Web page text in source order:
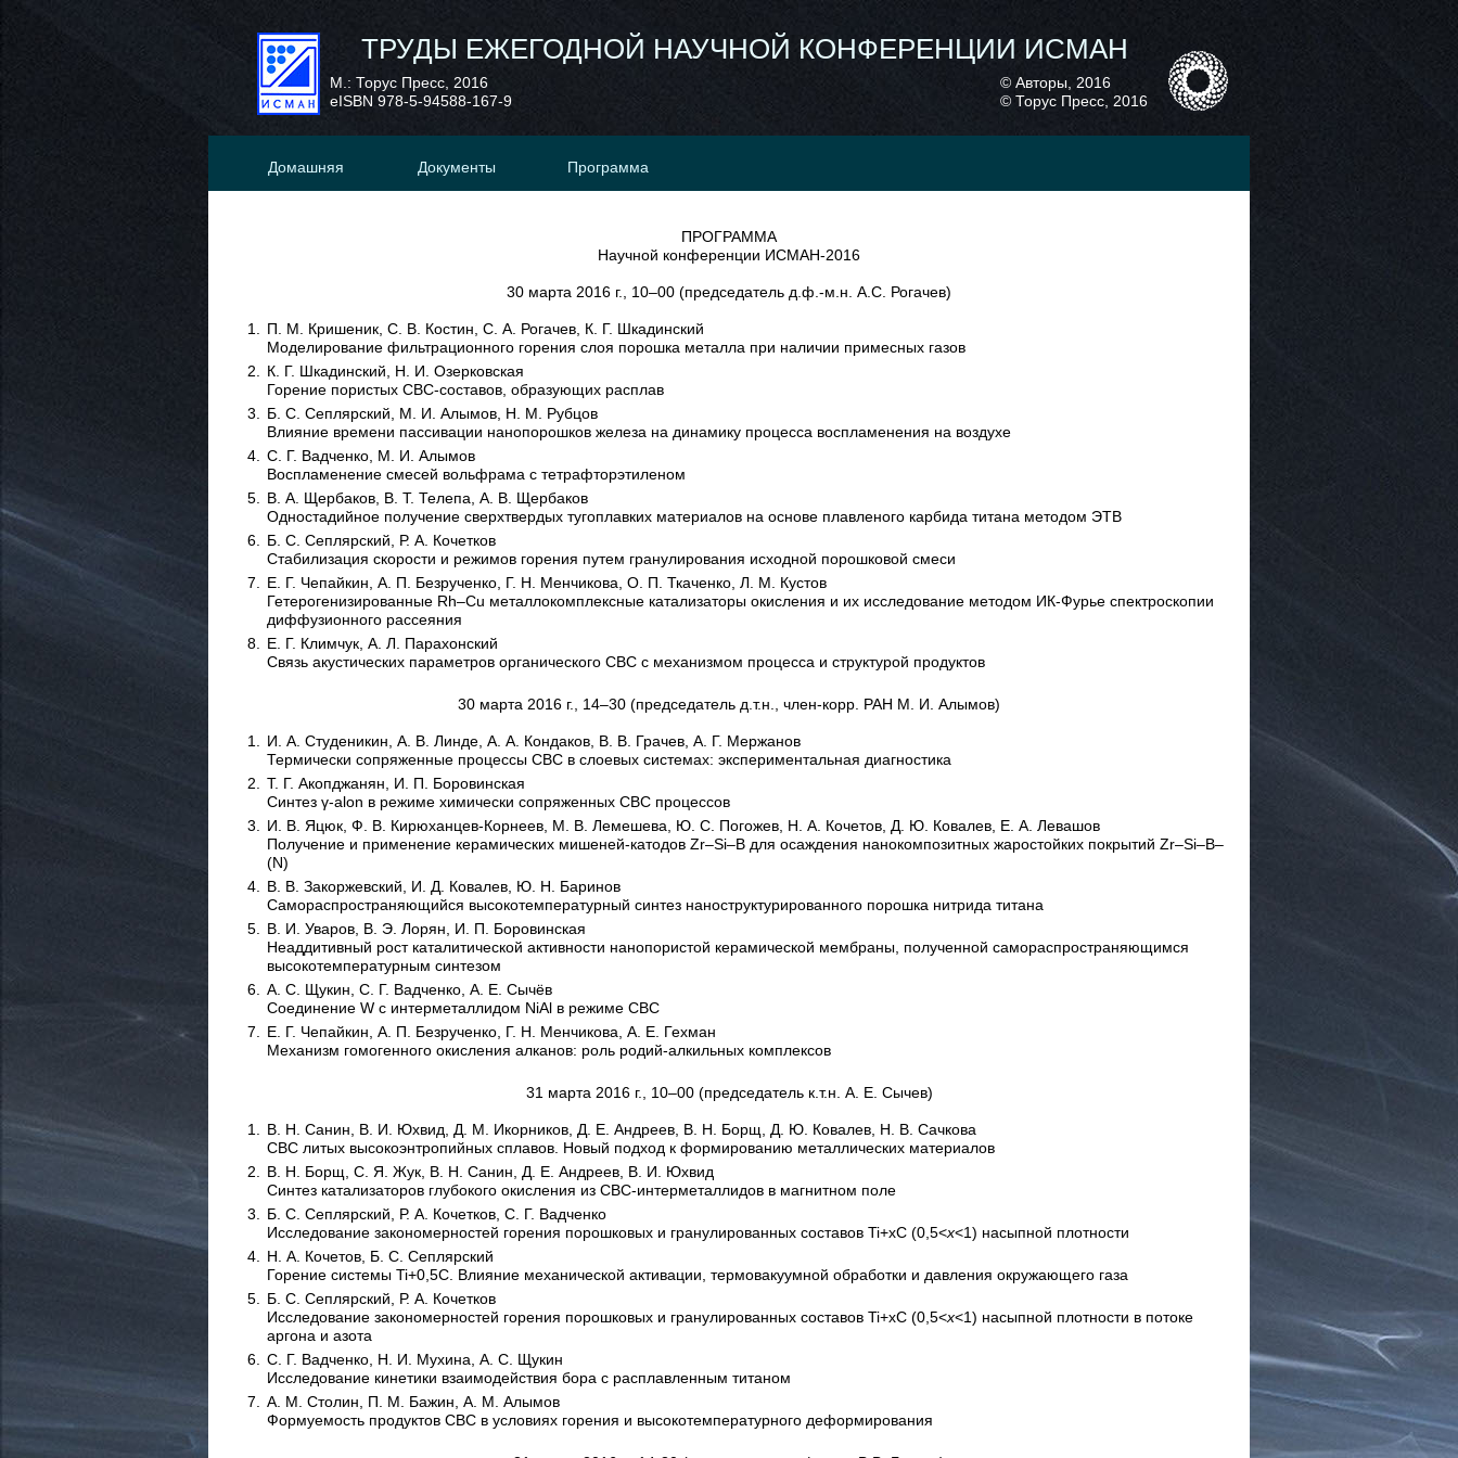
ТРУДЫ ЕЖЕГОДНОЙ НАУЧНОЙ КОНФЕРЕНЦИИ ИСМАН
М.: Торус Пресс, 2016
eISBN 978-5-94588-167-9
© Авторы, 2016
© Торус Пресс, 2016
Домашняя Документы Программа
ПРОГРАММА
Научной конференции ИСМАН-2016
30 марта 2016 г., 10–00 (председатель д.ф.-м.н. А.С. Рогачев)
П. М. Кришеник, С. В. Костин, С. А. Рогачев, К. Г. Шкадинский
Моделирование фильтрационного горения слоя порошка металла при наличии примесных газов
К. Г. Шкадинский, Н. И. Озерковская
Горение пористых СВС-составов, образующих расплав
Б. С. Сеплярский, М. И. Алымов, Н. М. Рубцов
Влияние времени пассивации нанопорошков железа на динамику процесса воспламенения на воздухе
С. Г. Вадченко, М. И. Алымов
Воспламенение смесей вольфрама с тетрафторэтиленом
В. А. Щербаков, В. Т. Телепа, А. В. Щербаков
Одностадийное получение сверхтвердых тугоплавких материалов на основе плавленого карбида титана методом ЭТВ
Б. С. Сеплярский, Р. А. Кочетков
Стабилизация скорости и режимов горения путем гранулирования исходной порошковой смеси
Е. Г. Чепайкин, А. П. Безрученко, Г. Н. Менчикова, О. П. Ткаченко, Л. М. Кустов
Гетерогенизированные Rh–Cu металлокомплексные катализаторы окисления и их исследование методом ИК-Фурье спектроскопии
диффузионного рассеяния
Е. Г. Климчук, А. Л. Парахонский
Связь акустических параметров органического СВС с механизмом процесса и структурой продуктов
30 марта 2016 г., 14–30 (председатель д.т.н., член-корр. РАН М. И. Алымов)
И. А. Студеникин, А. В. Линде, А. А. Кондаков, В. В. Грачев, А. Г. Мержанов
Термически сопряженные процессы СВС в слоевых системах: экспериментальная диагностика
Т. Г. Акопджанян, И. П. Боровинская
Синтез γ-alon в режиме химически сопряженных СВС процессов
И. В. Яцюк, Ф. В. Кирюханцев-Корнеев, М. В. Лемешева, Ю. С. Погожев, Н. А. Кочетов, Д. Ю. Ковалев, Е. А. Левашов
Получение и применение керамических мишеней-катодов Zr–Si–B для осаждения нанокомпозитных жаростойких покрытий Zr–Si–B–
(N)
В. В. Закоржевский, И. Д. Ковалев, Ю. Н. Баринов
Самораспространяющийся высокотемпературный синтез наноструктурированного порошка нитрида титана
В. И. Уваров, В. Э. Лорян, И. П. Боровинская
Неаддитивный рост каталитической активности нанопористой керамической мембраны, полученной самораспространяющимся
высокотемпературным синтезом
А. С. Щукин, С. Г. Вадченко, А. Е. Сычёв
Соединение W с интерметаллидом NiAl в режиме СВС
Е. Г. Чепайкин, А. П. Безрученко, Г. Н. Менчикова, А. Е. Гехман
Механизм гомогенного окисления алканов: роль родий-алкильных комплексов
31 марта 2016 г., 10–00 (председатель к.т.н. А. Е. Сычев)
В. Н. Санин, В. И. Юхвид, Д. М. Икорников, Д. Е. Андреев, В. Н. Борщ, Д. Ю. Ковалев, Н. В. Сачкова
СВС литых высокоэнтропийных сплавов . Новый подход к формированию металлических материалов
В. Н. Борщ, С. Я. Жук, В. Н. Санин, Д. Е. Андреев, В. И. Юхвид
Синтез катализаторов глубокого окисления из СВС-интерметаллидов в магнитном поле
Б. С. Сеплярский, Р. А. Кочетков, С. Г. Вадченко
Исследование закономерностей горения порошковых и гранулированных составов Ti+xC (0,5<x<1) насыпной плотности
Н. А. Кочетов, Б. С. Сеплярский
Горение системы Ti+0,5C. Влияние механической активации, термовакуумной обработки и давления окружающего газа
Б. С. Сеплярский, Р. А. Кочетков
Исследование закономерностей горения порошковых и гранулированных составов Ti+xC (0,5<x<1) насыпной плотности в потоке
аргона и азота
С. Г. Вадченко, Н. И. Мухина, А. С. Щукин
Исследование кинетики взаимодействия бора с расплавленным титаном
А. М. Столин, П. М. Бажин, А. М. Алымов
Формуемость продуктов СВС в условиях горения и высокотемпературного деформирования